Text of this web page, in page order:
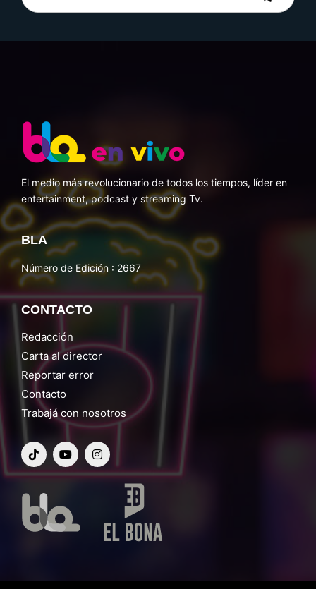
El medio más revolucionario de todos los tiempos, líder en
entertainment, podcast y streaming Tv.
BLA
Número de Edición : 2667
CONTACTO
Redacción
Carta al director
Reportar error
Contacto
Trabajá con nosotros